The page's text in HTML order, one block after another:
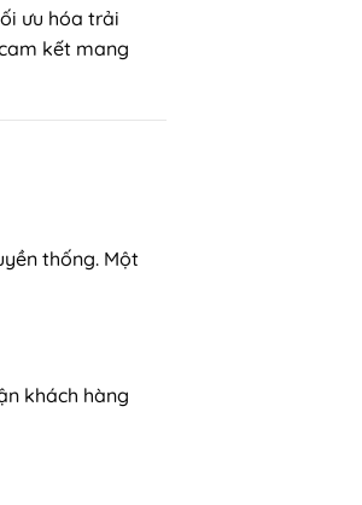
ưu hóa trải
kết mang
thống. Một
khách hàng